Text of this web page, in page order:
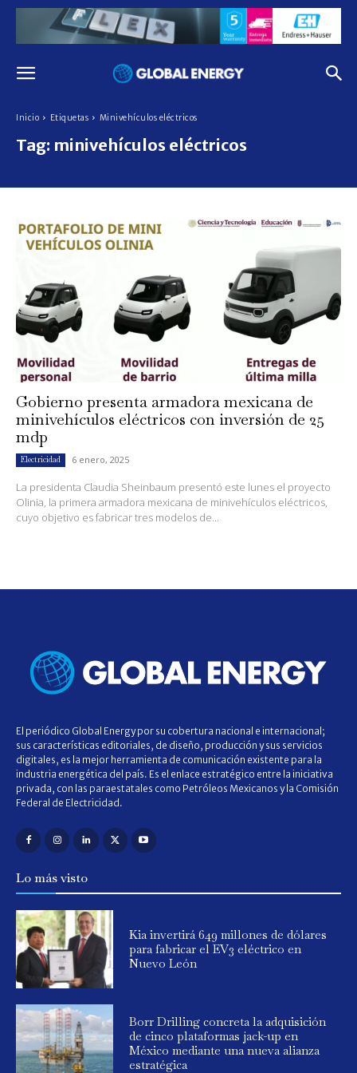
Inicio Etiquetas Minivehículos eléctricos
Tag: minivehículos eléctricos
Gobierno presenta armadora mexicana de
minivehículos eléctricos con inversión de 25
mdp
Electricidad 6 enero, 2025
La presidenta Claudia Sheinbaum presentó este lunes el proyecto
Olinia, la primera armadora mexicana de minivehículos eléctricos,
cuyo objetivo es fabricar tres modelos de...
El periódico Global Energy por su cobertura nacional e internacional;
sus características editoriales, de diseño, producción y sus servicios
digitales, es la mejor herramienta de comunicación existente para la
industria energética del país. Es el enlace estratégico entre la iniciativa
privada, con las paraestatales como Petróleos Mexicanos y la Comisión
Federal de Electricidad.
Lo más visto
Kia invertirá 649 millones de dólares
para fabricar el EV3 eléctrico en
Nuevo León
Borr Drilling concreta la adquisición
de cinco plataformas jack-up en
México mediante una nueva alianza
estratégica